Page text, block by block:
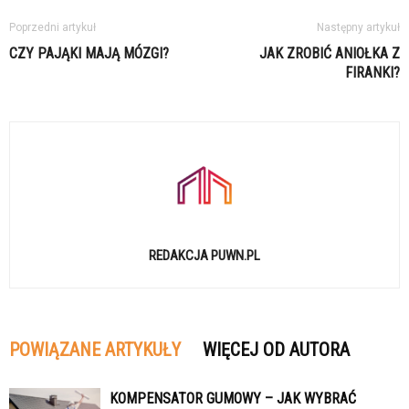
Poprzedni artykuł
CZY PAJĄKI MAJĄ MÓZGI?
Następny artykuł
JAK ZROBIĆ ANIOŁKA Z
FIRANKI?
REDAKCJA PUWN.PL
POWIĄZANE ARTYKUŁY WIĘCEJ OD AUTORA
KOMPENSATOR GUMOWY – JAK WYBRAĆ